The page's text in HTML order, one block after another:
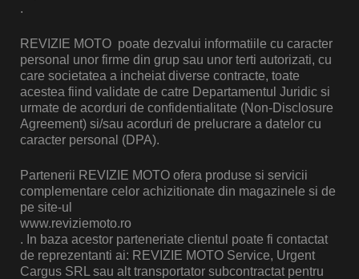
.
REVIZIE MOTO poate dezvalui informatiile cu caracter
personal unor firme din grup sau unor terti autorizati, cu
care societatea a incheiat diverse contracte, toate
acestea fiind validate de catre Departamentul Juridic si
urmate de acorduri de confidentialitate (Non-Disclosure
Agreement) si/sau acorduri de prelucrare a datelor cu
caracter personal (DPA).
Partenerii REVIZIE MOTO ofera produse si servicii
complementare celor achizitionate din magazinele si de
pe site-ul
www.reviziemoto.ro
. In baza acestor parteneriate clientul poate fi contactat
de reprezentanti ai: REVIZIE MOTO Service, Urgent
Cargus SRL sau alt transportator subcontractat pentru